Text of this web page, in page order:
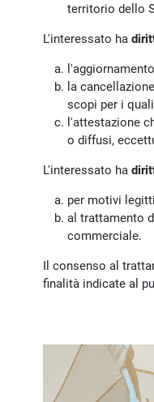
territorio dello
L'interessato ha
la
scopi per i
l'attestazione
o diffusi,
L'interessato ha
per motivi
al trattamento
commerciale.
Il consenso al
finalità indicate al